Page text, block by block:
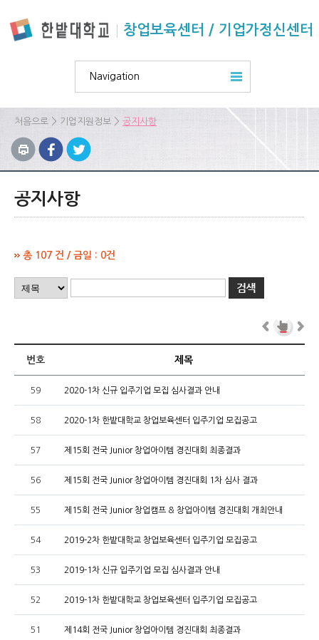
창업보육센터 / 기업가정신센터
Navigation
처음으로 > 기업지원정보 > 공지사항
공지사항
총 107 건 / 금일 : 0건
번호 제목
59 2020-1차 신규 입주기업 모집 심사결과 안내
58 2020-1차 한밭대학교 창업보육센터 입주기업 모집공고
57 제15회 전국 Junior 창업아이템 경진대회 최종결과
56 제15회 전국 Junior 창업아이템 경진대회 1차 심사 결과
55 제15회 전국 Junior 창업캠프 & 창업아이템 경진대회 개최안내
54 2019-2차 한밭대학교 창업보육센터 입주기업 모집공고
53 2019-1차 신규 입주기업 모집 심사결과 안내
52 2019-1차 한밭대학교 창업보육센터 입주기업 모집공고
51 제14회 전국 Junior 창업아이템 경진대회 최종결과